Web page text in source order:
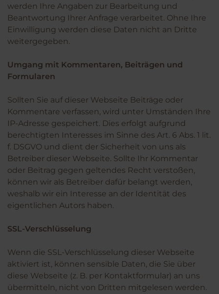
werden Ihre Angaben zur Bearbeitung und
Beantwortung Ihrer Anfrage verarbeitet. Ohne Ihre
Einwilligung werden diese Daten nicht an Dritte
weitergegeben.
Umgang mit Kommentaren, Beiträgen und
Formularen
Sollten Sie auf dieser Webseite Beiträge oder
Kommentare verfassen, wird unter Umständen Ihre
IP-Adresse gespeichert. Dies erfolgt aufgrund
berechtigten Interesses im Sinne des Art. 6 Abs. 1 lit.
f. DSGVO und dient der Sicherheit von uns als
Betreiber dieser Webseite. Sollte Ihr Kommentar
oder Beitrag gegen geltendes Recht verstoßen,
können wir als Betreiber dafür belangt werden,
weshalb wir ein Interesse an der Identität des
eigentlichen Autors haben.
SSL-Verschlüsselung
Wenn die SSL-Verschlüsselung dieser Webseite
aktiviert ist, können sensible Daten, die Sie über
diese Webseite (z. B. per Kontaktformular) an uns
übermitteln, nicht von Dritten mitgelesen werden.